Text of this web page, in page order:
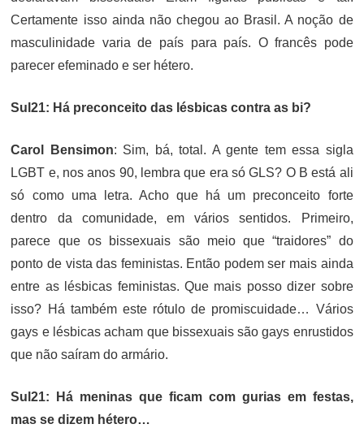
Certamente isso ainda não chegou ao Brasil. A noção de
masculinidade varia de país para país. O francês pode
parecer efeminado e ser hétero.
Sul21: Há preconceito das lésbicas contra as bi?
Carol Bensimon: Sim, bá, total. A gente tem essa sigla
LGBT e, nos anos 90, lembra que era só GLS? O B está ali
só como uma letra. Acho que há um preconceito forte
dentro da comunidade, em vários sentidos. Primeiro,
parece que os bissexuais são meio que “traidores” do
ponto de vista das feministas. Então podem ser mais ainda
entre as lésbicas feministas. Que mais posso dizer sobre
isso? Há também este rótulo de promiscuidade… Vários
gays e lésbicas acham que bissexuais são gays enrustidos
que não saíram do armário.
Sul21: Há meninas que ficam com gurias em festas,
mas se dizem hétero…